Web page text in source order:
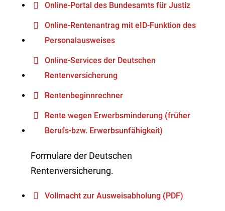
Online-Portal des Bundesamts für Justiz
Online-Rentenantrag mit eID-Funktion des
Personalausweises
Online-Services der Deutschen
Rentenversicherung
Rentenbeginnrechner
Rente wegen Erwerbsminderung (früher
Berufs-bzw. Erwerbsunfähigkeit)
Formulare der Deutschen
Rentenversicherung.
Vollmacht zur Ausweisabholung (PDF)